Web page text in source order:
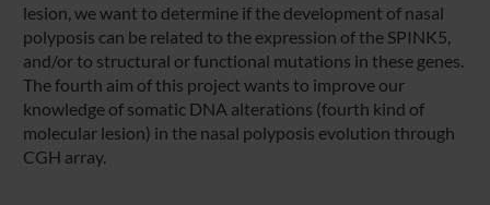
lesion, we want to determine if the development of nasal
polyposis can be related to the expression of the SPINK5,
and/or to structural or functional mutations in these genes.
The fourth aim of this project wants to improve our
knowledge of somatic DNA alterations (fourth kind of
molecular lesion) in the nasal polyposis evolution through
CGH array.